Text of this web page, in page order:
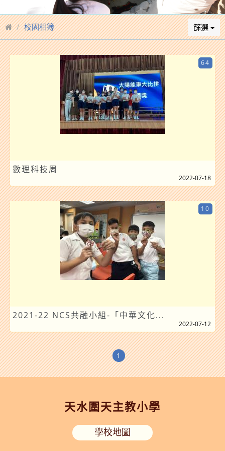
校園相簿 篩選
數理科技周
64
2022-07-18
2021-22 NCS共融小組-「中華文化...
10
2022-07-12
1
天水圍天主教小學
學校地圖